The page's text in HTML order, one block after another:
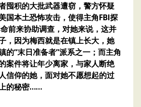
囤积的大批武器遭窃，警方怀疑
国本土恐怖攻击，使得主角FBI探
前来协助调查，对她来说，这并
，因为梅西就是在镇上长大，她
的“末日准备者”派系之一；而主角
案件将让年少离家，与家人断绝
信仰的她，面对她不愿想起的过
的秘密……